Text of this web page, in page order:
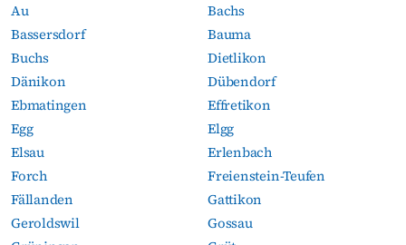
Au
Bachs
Bassersdorf
Bauma
Buchs
Dietlikon
Dänikon
Dübendorf
Ebmatingen
Effretikon
Egg
Elgg
Elsau
Erlenbach
Forch
Freienstein-Teufen
Fällanden
Gattikon
Geroldswil
Gossau